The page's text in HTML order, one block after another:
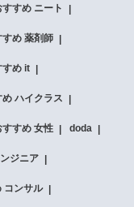
すめ ニート
め 薬剤師
すめ it
ハイクラス
すめ 女性 doda
ジニア
コンサル